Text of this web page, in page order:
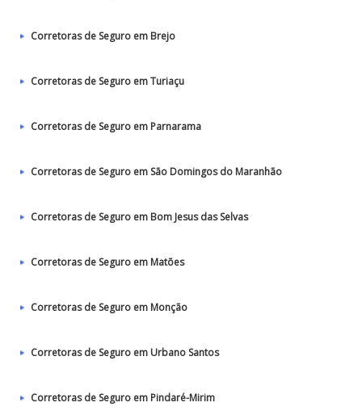
Corretoras de Seguro em Brejo
Corretoras de Seguro em Turiaçu
Corretoras de Seguro em Parnarama
Corretoras de Seguro em São Domingos do Maranhão
Corretoras de Seguro em Bom Jesus das Selvas
Corretoras de Seguro em Matões
Corretoras de Seguro em Monção
Corretoras de Seguro em Urbano Santos
Corretoras de Seguro em Pindaré-Mirim